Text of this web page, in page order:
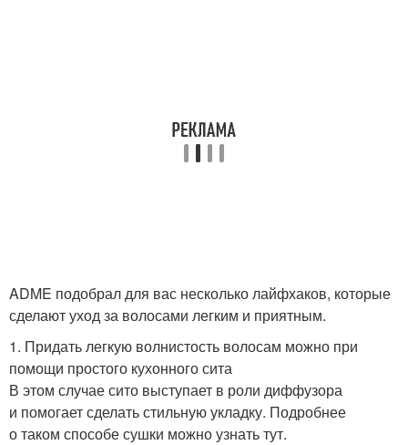
ADME подобрал для вас несколько лайфхаков, которые
сделают уход за волосами легким и приятным.
1. Придать легкую волнистость волосам можно при
помощи простого кухонного сита
В этом случае сито выступает в роли диффузора
и помогает сделать стильную укладку. Подробнее
о таком способе сушки можно узнать тут.